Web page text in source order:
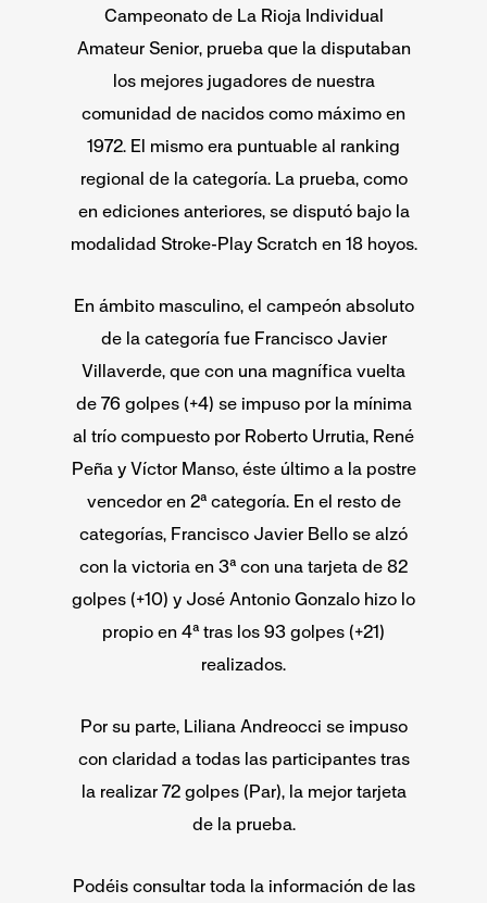
Campeonato de La Rioja Individual
Amateur Senior, prueba que la disputaban
los mejores jugadores de nuestra
comunidad de nacidos como máximo en
1972. El mismo era puntuable al ranking
regional de la categoría. La prueba, como
en ediciones anteriores, se disputó bajo la
modalidad Stroke-Play Scratch en 18 hoyos.
En ámbito masculino, el campeón absoluto
de la categoría fue Francisco Javier
Villaverde, que con una magnífica vuelta
de 76 golpes (+4) se impuso por la mínima
al trío compuesto por Roberto Urrutia, René
Peña y Víctor Manso, éste último a la postre
vencedor en 2ª categoría. En el resto de
categorías, Francisco Javier Bello se alzó
con la victoria en 3ª con una tarjeta de 82
golpes (+10) y José Antonio Gonzalo hizo lo
propio en 4ª tras los 93 golpes (+21)
realizados.
Por su parte, Liliana Andreocci se impuso
con claridad a todas las participantes tras
la realizar 72 golpes (Par), la mejor tarjeta
de la prueba.
Podéis consultar toda la información de las